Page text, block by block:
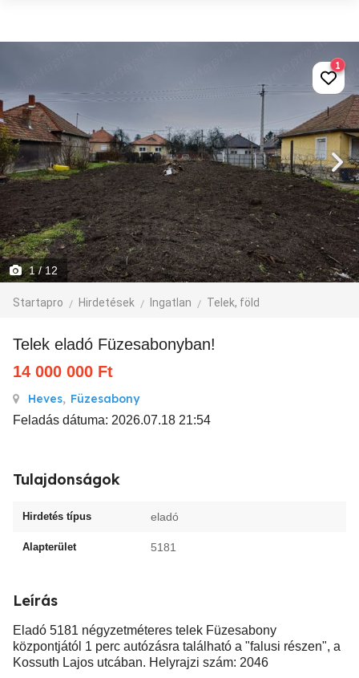
1/ 12
Startapro Hirdetések Ingatlan Telek, föld
1
Telek eladó Füzesabonyban!
14 000 000 Ft
Heves, Füzesabony
Feladás dátuma: 2026.07.18 21:54
Tulajdonságok
Hirdetés típus eladó
Alapterület 5181
Leírás
Eladó 5181 négyzetméteres telek Füzesabony
központjától 1 perc autózásra található a "falusi részen", a
Kossuth Lajos utcában. Helyrajzi szám: 2046